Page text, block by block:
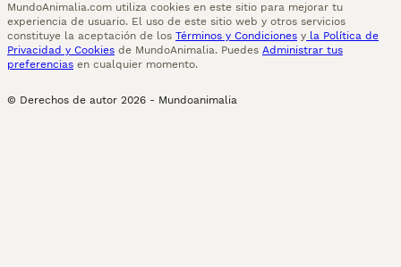
MundoAnimalia.com utiliza cookies en este sitio para mejorar tu
experiencia de usuario. El uso de este sitio web y otros servicios
constituye la aceptación de los Términos y Condiciones y la Política de
Privacidad y Cookies de MundoAnimalia. Puedes Administrar tus
preferencias en cualquier momento.
© Derechos de autor 2026 - Mundoanimalia